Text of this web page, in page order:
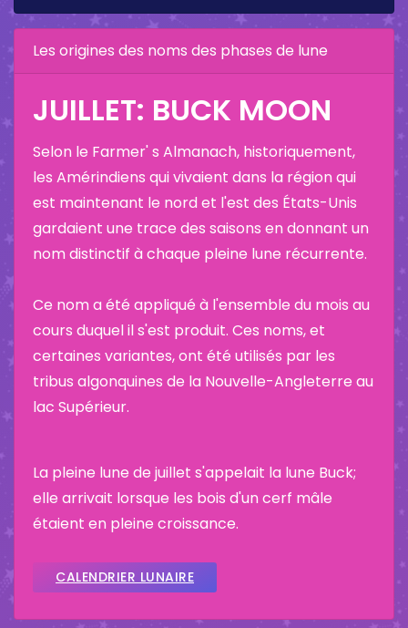
Les origines des noms des phases de lune
JUILLET: BUCK MOON
Selon le Farmer' s Almanach, historiquement,
les Amérindiens qui vivaient dans la région qui
est maintenant le nord et l'est des États-Unis
gardaient une trace des saisons en donnant un
nom distinctif à chaque pleine lune récurrente.
Ce nom a été appliqué à l'ensemble du mois au
cours duquel il s'est produit. Ces noms, et
certaines variantes, ont été utilisés par les
tribus algonquines de la Nouvelle-Angleterre au
lac Supérieur.
La pleine lune de juillet s'appelait la lune Buck;
elle arrivait lorsque les bois d'un cerf mâle
étaient en pleine croissance.
CALENDRIER LUNAIRE